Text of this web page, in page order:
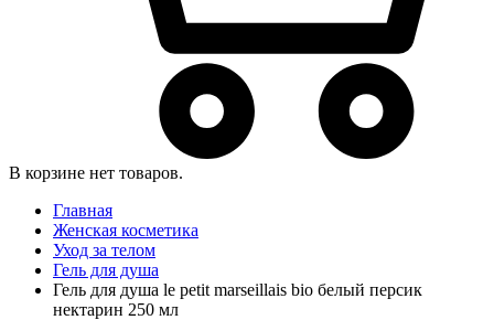
В корзине нет товаров.
Главная
Женская косметика
Уход за телом
Гель для душа
Гель для душа le petit marseillais bio белый персик
нектарин 250 мл